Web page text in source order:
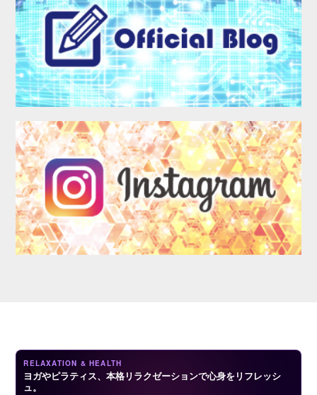
RELAXATION & HEALTH
ヨガやピラティス、本格リラクゼーションで心身をリフレッシ
ュ。